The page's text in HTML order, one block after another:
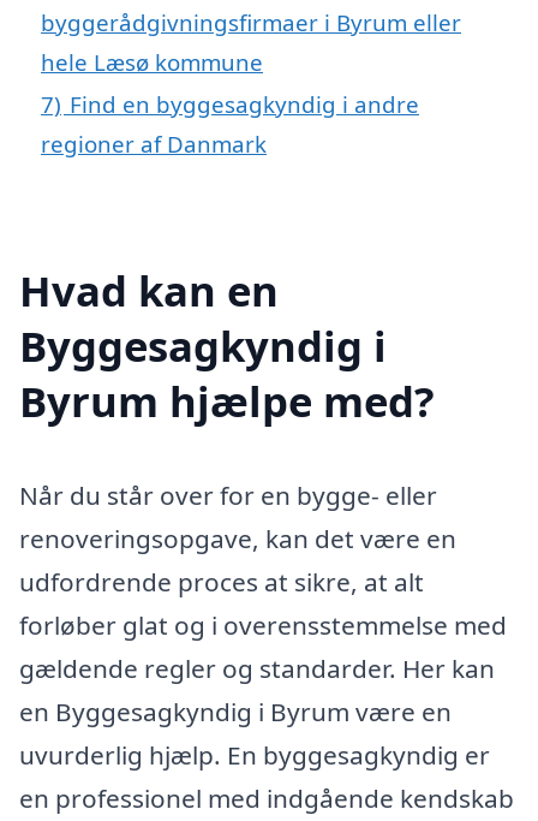
byggerådgivningsfirmaer i Byrum eller
hele Læsø kommune
7) Find en byggesagkyndig i andre
regioner af Danmark
Hvad kan en
Byggesagkyndig i
Byrum hjælpe med?
Når du står over for en bygge- eller
renoveringsopgave, kan det være en
udfordrende proces at sikre, at alt
forløber glat og i overensstemmelse med
gældende regler og standarder. Her kan
en Byggesagkyndig i Byrum være en
uvurderlig hjælp. En byggesagkyndig er
en professionel med indgående kendskab